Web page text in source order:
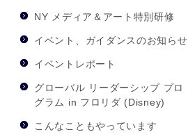
NY メディア＆アート特別研修
イベント、ガイダンスのお知らせ
イベントレポート
グローバル リーダーシップ プロ
グラム in フロリダ (Disney)
こんなこともやっています